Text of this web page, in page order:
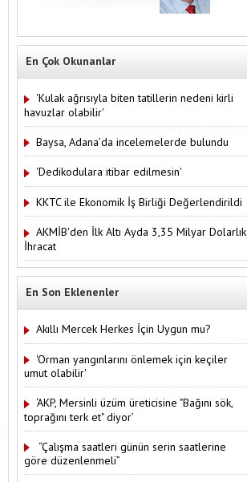
En Çok Okunanlar
'Kulak ağrısıyla biten tatillerin nedeni kirli
havuzlar olabilir'
Baysa, Adana’da incelemelerde bulundu
'Dedikodulara itibar edilmesin'
KKTC ile Ekonomik İş Birliği Değerlendirildi
AKMİB'den İlk Altı Ayda 3,35 Milyar Dolarlık
İhracat
En Son Eklenenler
Akıllı Mercek Herkes İçin Uygun mu?
'Orman yangınlarını önlemek için keçiler
umut olabilir'
‘AKP, Mersinli üzüm üreticisine "Bağını sök,
toprağını terk et" diyor’
“Çalışma saatleri günün serin saatlerine
göre düzenlenmeli”